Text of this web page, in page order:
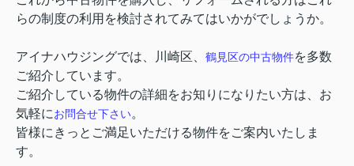
らの制度の利用を検討されてみてはいかがでしょうか。
アイナハウジングでは、川崎区、 鶴見区の中古物件を多数
ご紹介しています。
ご紹介している物件の詳細をお知りになりたい方は、お
気軽にお問合せ下さい。
皆様にきっとご満足いただける物件をご案内いたしま
す。